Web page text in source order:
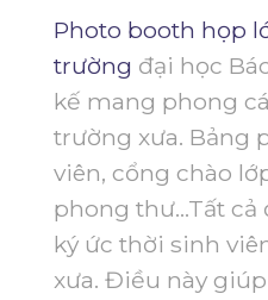
Photo booth họp
trường đại học
kế mang phong
trường xưa. Bảng
viên, cổng chào
phong thư…Tất cả
ký ức thời sinh
xưa. Điều này